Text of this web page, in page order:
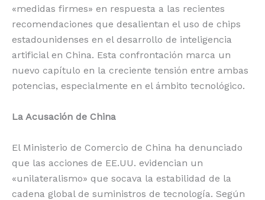
«medidas firmes» en respuesta a las recientes
recomendaciones que desalientan el uso de chips
estadounidenses en el desarrollo de inteligencia
artificial en China. Esta confrontación marca un
nuevo capítulo en la creciente tensión entre ambas
potencias, especialmente en el ámbito tecnológico.
La Acusación de China
El Ministerio de Comercio de China ha denunciado
que las acciones de EE.UU. evidencian un
«unilateralismo» que socava la estabilidad de la
cadena global de suministros de tecnología. Según